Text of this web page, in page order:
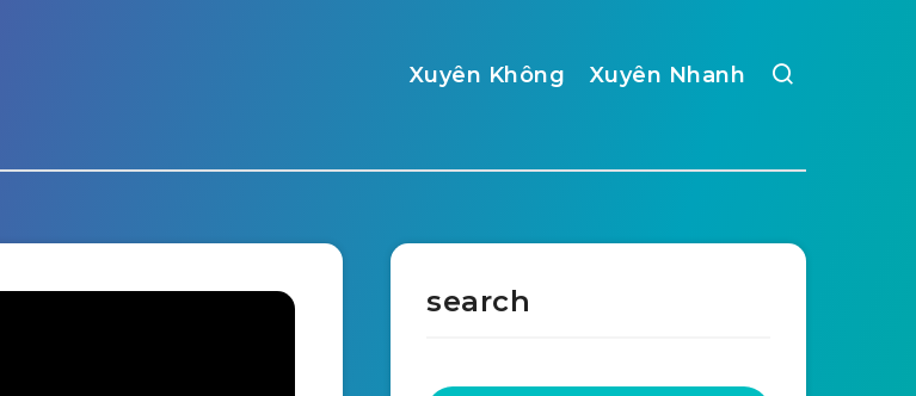
Xuyên Không Xuyên Nhanh
search